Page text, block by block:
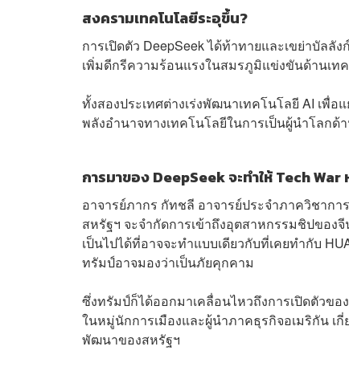
สงครามเทคโนโลยีระอุขึ้น?
การเปิดตัว DeepSeek ได้ท้าทายและเขย่าบัล
เพิ่มดีกรีความร้อนแรงในสมรภูมิแข่งขันด้านเท
ทั้งสองประเทศต่างเร่งพัฒนาเทคโนโลยี AI เพื่
พลังอำนาจทางเทคโนโลยีในการเป็นผู้นำโลกด้
การมาของ DeepSeek จะทำให้ Tech
อาจารย์ภากร กัทชลี อาจารย์ประจำภาควิชาก
สหรัฐฯ จะจำกัดการเข้าถึงอุตสาหกรรมชิปของ
เป็นไปได้ที่อาจจะทำแบบเดียวกับที่เคยทำกับ
ทรัมป์อาจมองว่าเป็นภัยคุกคาม
ซึ่งทรัมป์ก็ได้ออกมาเคลื่อนไหวถึงการเปิดตัวขอ
ในหมู่นักการเมืองและผู้นำภาคธุรกิจอเมริกัน
พัฒนาของสหรัฐฯ